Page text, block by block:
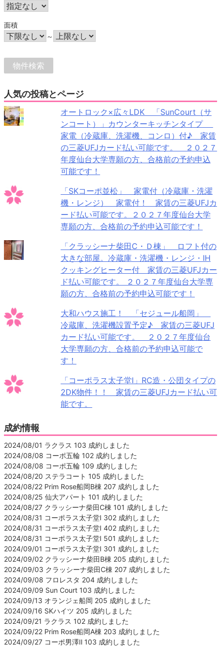
面積
～
人気の投稿とページ
オートロック×広々LDK 「SunCourt（サ
ンコート）」カウンターキッチンタイプ
家電（冷蔵庫、洗濯機、コンロ）付♪ 家賃
の三菱UFJカード払い可能です。 ２０２７
年度仙台大学専願の方、合格前の予約申込
可能です！
「SKコーポ並松」 家電付（冷蔵庫・洗濯
機・レンジ） 家電付！ 家賃の三菱UFJカ
ード払い可能です。２０２７年度仙台大学
専願の方、合格前の予約申込可能です！
「クラッシーナ柴田C・Ｄ棟」 ロフト付の
大きな部屋。冷蔵庫・洗濯機・レンジ・IH
クッキングヒーター付 家賃の三菱UFJカー
ド払い可能です。 ２０２７年度仙台大学専
願の方、合格前の予約申込可能です！
大和ハウス施工！ 「セジュール船岡」
冷蔵庫、洗濯機設置予定♪ 家賃の三菱UFJ
カード払い可能です。 ２０２７年度仙台
大学専願の方、合格前の予約申込可能で
す！
「コーポラス太子堂Ⅰ」RC造・公団タイプの
2DK物件！！ 家賃の三菱UFJカード払い可
能です。
成約情報
2024/08/01 ラクラス 103 成約しました
2024/08/08 コーポ五輪 102 成約しました
2024/08/08 コーポ五輪 109 成約しました
2024/08/20 ステラコート 105 成約しました
2024/08/22 Prim Rose船岡B棟 207 成約しました
2024/08/25 仙大アパート 101 成約しました
2024/08/27 クラッシーナ柴田C棟 101 成約しました
2024/08/31 コーポラス太子堂Ⅰ 302 成約しました
2024/08/31 コーポラス太子堂Ⅰ 402 成約しました
2024/08/31 コーポラス太子堂Ⅰ 501 成約しました
2024/09/01 コーポラス太子堂Ⅰ 301 成約しました
2024/09/02 クラッシーナ柴田B棟 205 成約しました
2024/09/03 クラッシーナ柴田C棟 207 成約しました
2024/09/08 フロレスタ 204 成約しました
2024/09/09 Sun Court 103 成約しました
2024/09/13 オランジェ船岡 205 成約しました
2024/09/16 SKハイツ 205 成約しました
2024/09/21 ラクラス 102 成約しました
2024/09/22 Prim Rose船岡A棟 203 成約しました
2024/09/27 コーポ男澤Ⅱ 103 成約しました